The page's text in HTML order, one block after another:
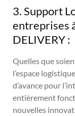
3. Support
entreprises
DELIVERY :
Quelles que
l’espace logistique,
d’avance pour
entièrement
nouvelles